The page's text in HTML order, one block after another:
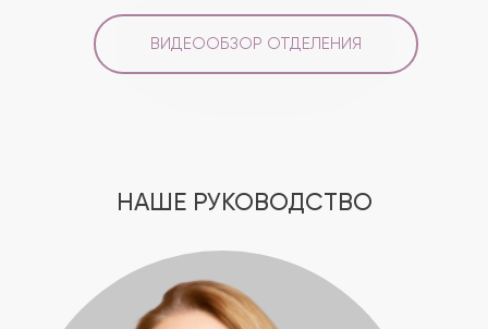
ВИДЕООБЗОР ОТДЕЛЕНИЯ
НАШЕ РУКОВОДСТВО